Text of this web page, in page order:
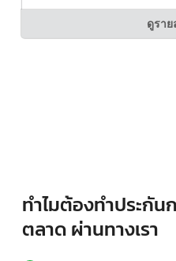
ดูราย
ทำไมต้องทำประกั
ตลาด ผ่านทางเรา